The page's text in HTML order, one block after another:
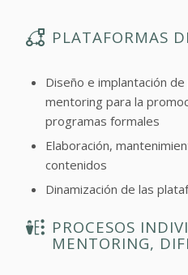
PLATAFORMAS
Diseño e implantación
mentoring para la
programas formales
Elaboración,
contenidos
Dinamización de las
PROCESOS
MENTORING,